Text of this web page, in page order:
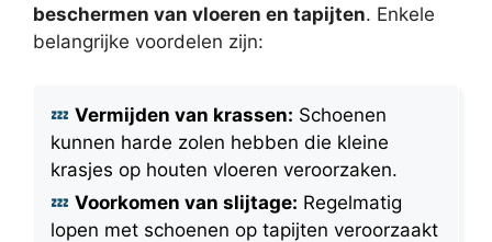
beschermen van vloeren en tapijten. Enkele
belangrijke voordelen zijn:
Vermijden van krassen: Schoenen
kunnen harde zolen hebben die kleine
krasjes op houten vloeren veroorzaken.
Voorkomen van slijtage: Regelmatig
lopen met schoenen op tapijten veroorzaakt